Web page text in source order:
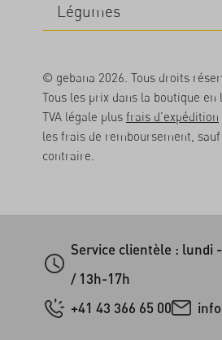
Légumes
© gebana 2026. Tous droits
Tous les prix dans la boutique
TVA légale plus frais d'expédition
les frais de remboursement,
contraire.
Service clientèle : lundi
/ 13h-17h
+41 43 366 65 00